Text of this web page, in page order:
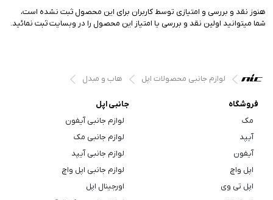
هنوز نقد و بررسی و امتیازی توسط کاربران برای این محصول ثبت نشده است،
شما میتوانید اولین نقد و بررسی یا امتیاز این محصول را در وبسایت ثبت نمائید.
لوازم جانبی محصولات اپل هاب و مبدل
فروشگاه
مک
آیپد
آیفون
اپل واچ
اپل تی وی
جانبی اپل
لوازم جانبی آیفون
لوازم جانبی مک
لوازم جانبی آیپد
لوازم جانبی اپل واچ
اورجینال اپل